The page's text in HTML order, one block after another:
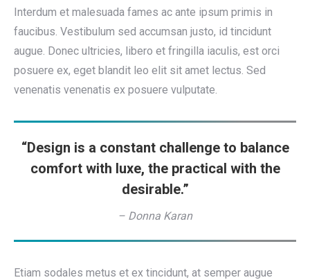
Interdum et malesuada fames ac ante ipsum primis in
faucibus. Vestibulum sed accumsan justo, id tincidunt
augue. Donec ultricies, libero et fringilla iaculis, est orci
posuere ex, eget blandit leo elit sit amet lectus. Sed
venenatis venenatis ex posuere vulputate.
“Design is a constant challenge to balance
comfort with luxe, the practical with the
desirable.”
– Donna Karan
Etiam sodales metus et ex tincidunt, at semper augue